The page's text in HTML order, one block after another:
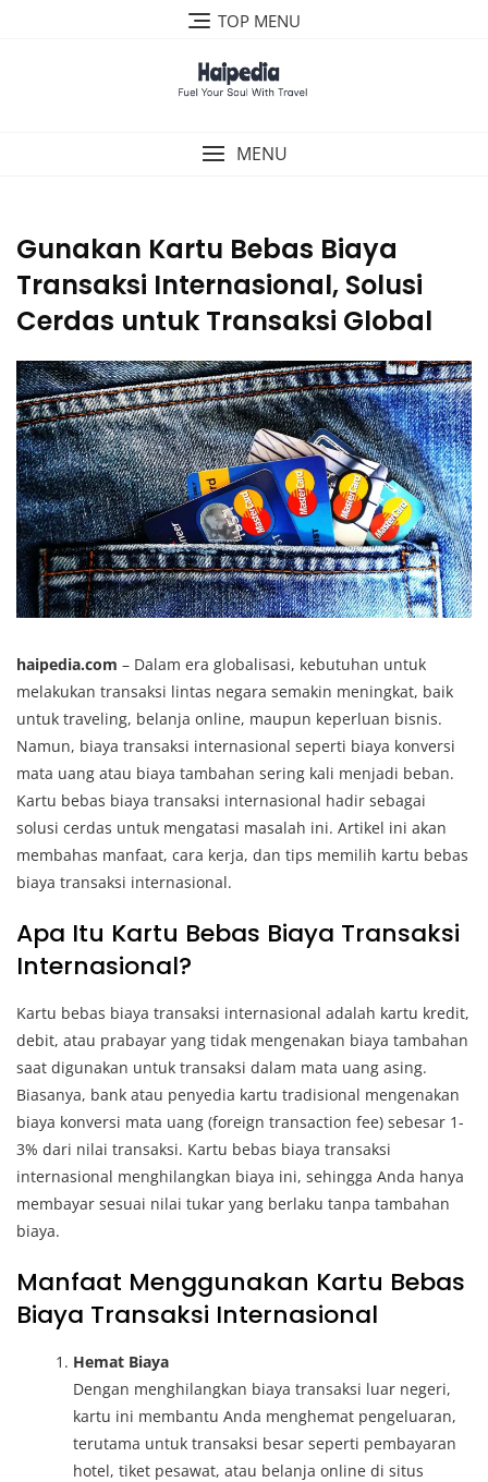
TOP MENU
MENU
Gunakan Kartu Bebas Biaya
Transaksi Internasional, Solusi
Cerdas untuk Transaksi Global
haipedia.com – Dalam era globalisasi, kebutuhan untuk
melakukan transaksi lintas negara semakin meningkat, baik
untuk traveling, belanja online, maupun keperluan bisnis.
Namun, biaya transaksi internasional seperti biaya konversi
mata uang atau biaya tambahan sering kali menjadi beban.
Kartu bebas biaya transaksi internasional hadir sebagai
solusi cerdas untuk mengatasi masalah ini. Artikel ini akan
membahas manfaat, cara kerja, dan tips memilih kartu bebas
biaya transaksi internasional.
Apa Itu Kartu Bebas Biaya Transaksi
Internasional?
Kartu bebas biaya transaksi internasional adalah kartu kredit,
debit, atau prabayar yang tidak mengenakan biaya tambahan
saat digunakan untuk transaksi dalam mata uang asing.
Biasanya, bank atau penyedia kartu tradisional mengenakan
biaya konversi mata uang (foreign transaction fee) sebesar 1-
3% dari nilai transaksi. Kartu bebas biaya transaksi
internasional menghilangkan biaya ini, sehingga Anda hanya
membayar sesuai nilai tukar yang berlaku tanpa tambahan
biaya.
Manfaat Menggunakan Kartu Bebas
Biaya Transaksi Internasional
Hemat Biaya
Dengan menghilangkan biaya transaksi luar negeri,
kartu ini membantu Anda menghemat pengeluaran,
terutama untuk transaksi besar seperti pembayaran
hotel, tiket pesawat, atau belanja online di situs